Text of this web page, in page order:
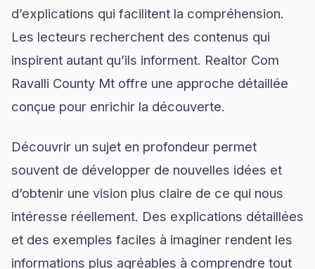
d’explications qui facilitent la compréhension.
Les lecteurs recherchent des contenus qui
inspirent autant qu’ils informent. Realtor Com
Ravalli County Mt offre une approche détaillée
conçue pour enrichir la découverte.
Découvrir un sujet en profondeur permet
souvent de développer de nouvelles idées et
d’obtenir une vision plus claire de ce qui nous
intéresse réellement. Des explications détaillées
et des exemples faciles à imaginer rendent les
informations plus agréables à comprendre tout